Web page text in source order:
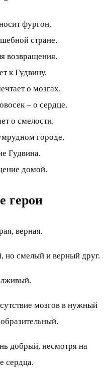
фургон.
стране.
возвращения.
к Гудвину.
о мозгах.
– о сердце.
о смелости.
городе.
Гудвина.
домой.
герои
верная.
но смелый и верный друг.
мозгов в нужный
добрый, несмотря на
сердца.